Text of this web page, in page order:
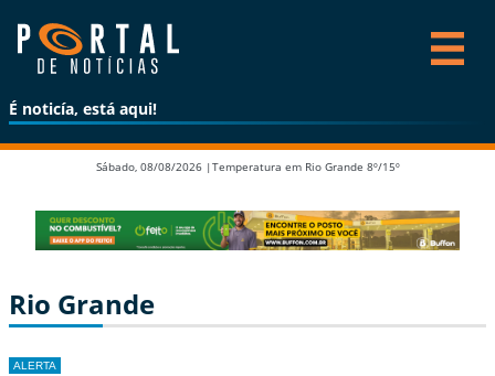
É noticía, está aqui!
Sábado, 08/08/2026 | Temperatura em Rio Grande 8º/15º
Rio Grande
ALERTA